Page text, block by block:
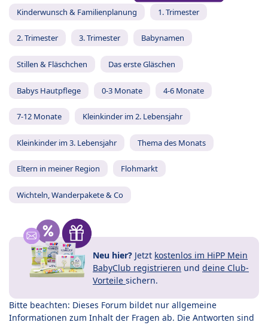
Kinderwunsch & Familienplanung 1. Trimester
2. Trimester 3. Trimester Babynamen
Stillen & Fläschchen Das erste Gläschen
Babys Hautpflege 0-3 Monate 4-6 Monate
7-12 Monate Kleinkinder im 2. Lebensjahr
Kleinkinder im 3. Lebensjahr Thema des Monats
Eltern in meiner Region Flohmarkt
Wichteln, Wanderpakete & Co
Neu hier? Jetzt kostenlos im HiPP Mein
BabyClub registrieren und deine Club-
Vorteile sichern.
Bitte beachten: Dieses Forum bildet nur allgemeine
Informationen zum Inhalt der Fragen ab. Die Antworten sind